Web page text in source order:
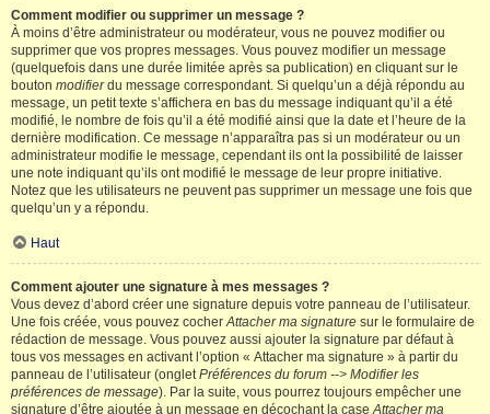
Comment modifier ou supprimer un message ?
À moins d’être administrateur ou modérateur, vous ne pouvez modifier ou
supprimer que vos propres messages. Vous pouvez modifier un message
(quelquefois dans une durée limitée après sa publication) en cliquant sur le
bouton modifierdu message correspondant. Si quelqu’un a déjà répondu au
message, un petit texte s’affichera en bas du message indiquant qu’il a été
modifié, le nombre de fois qu’il a été modifié ainsi que la date et l’heure de la
dernière modification. Ce message n’apparaîtra pas si un modérateur ou un
administrateur modifie le message, cependant ils ont la possibilité de laisser
une note indiquant qu’ils ont modifié le message de leur propre initiative.
Notez que les utilisateurs ne peuvent pas supprimer un message une fois que
quelqu’un y a répondu.
Haut
Comment ajouter une signature à mes messages ?
Vous devez d’abord créer une signature depuis votre panneau de l’utilisateur.
Une fois créée, vous pouvez cocherAttacher ma signature sur le formulaire de
rédaction de message. Vous pouvez aussi ajouter la signature par défaut à
tous vos messages en activant l’option « Attacher ma signature » à partir du
panneau de l’utilisateur (ongletPréférences du forum --> Modifier les
préférences de message). Par la suite, vous pourrez toujours empêcher une
signature d’être ajoutée à un message en décochant la caseAttacher ma